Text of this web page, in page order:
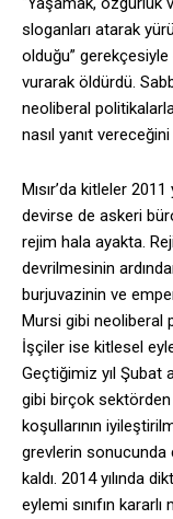
sloganları atarak
olduğu” gerekçesiyle
vurarak öldürdü.
neoliberal
nasıl yanıt
Mısır’da kitleler 2011
devirse de askeri
rejim hala ayakta.
devrilmesinin
burjuvazinin ve
Mursi gibi neoliberal
İşçiler ise kitlesel
Geçtiğimiz yıl Şubat
gibi birçok
koşullarının
grevlerin sonucunda
kaldı. 2014 yılında
eylemi sınıfın